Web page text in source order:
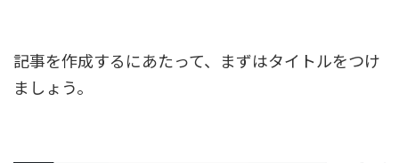
記事を作成するにあたって、まずはタイトルをつけ
ましょう。